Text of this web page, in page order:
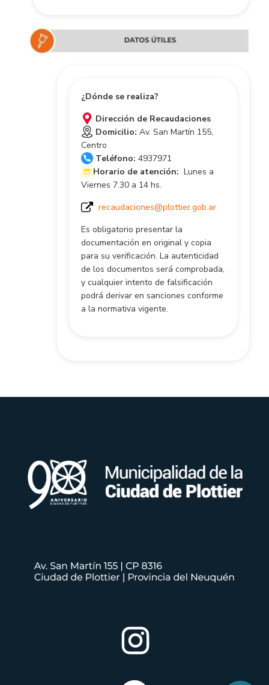
¿Dónde se realiza?
Dirección de Recaudaciones
Domicilio: Av. San Martín 155,
Centro
Teléfono: 4937971
Horario de atención: Lunes a
Viernes 7.30 a 14 hs.
recaudaciones@plottier.gob.ar
Es obligatorio presentar la
documentación en original y copia
para su verificación. La autenticidad
de los documentos será comprobada,
y cualquier intento de falsificación
podrá derivar en sanciones conforme
a la normativa vigente.